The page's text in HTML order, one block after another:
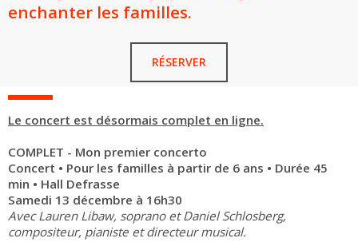
enchanter les familles.
RÉSERVER
Le concert est désormais complet en ligne.
COMPLET - Mon premier concerto
Concert • Pour les familles à partir de 6 ans • Durée 45
min • Hall Defrasse
Samedi 13 décembre à 16h30
Avec Lauren Libaw, soprano et Daniel Schlosberg,
compositeur, pianiste et directeur musical.